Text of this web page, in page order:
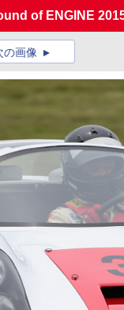
of ENGINE
の画像